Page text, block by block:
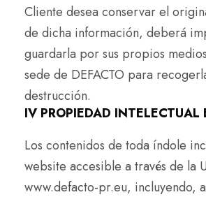
Cliente desea conservar el
de dicha información, deberá
guardarla por sus propios
sede de DEFACTO para
destrucción.
IV PROPIEDAD INTELECTUAL
Los contenidos de toda índole
website accesible a través de la
www.defacto-pr.eu, incluyendo,